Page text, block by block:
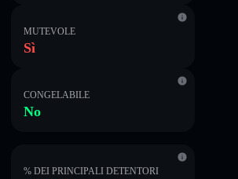
MUTEVOLE
Sì
CONGELABILE
No
% DEI PRINCIPALI DETENTORI